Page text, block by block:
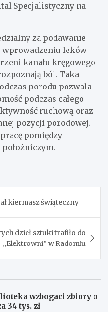
Specjalistyczny na
za podawanie
wprowadzeniu leków
kanału kręgowego
ból. Taka
porodu pozwala
podczas całego
ruchową oraz
pozycji porodowej.
pomiędzy
kiermasz świąteczny
dzieł sztuki trafiło do
„Elektrowni” w Radomiu
wzbogaci zbiory o
34 tys. zł